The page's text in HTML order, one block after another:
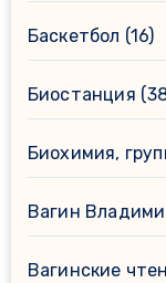
Баскетбол (16)
Биостанция
Биохимия,
Вагин
Вагинские